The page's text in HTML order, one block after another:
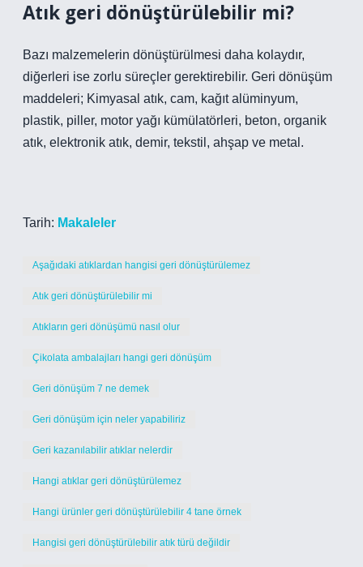
Atık geri dönüştürülebilir mi?
Bazı malzemelerin dönüştürülmesi daha kolaydır,
diğerleri ise zorlu süreçler gerektirebilir. Geri dönüşüm
maddeleri; Kimyasal atık, cam, kağıt alüminyum,
plastik, piller, motor yağı kümülatörleri, beton, organik
atık, elektronik atık, demir, tekstil, ahşap ve metal.
Tarih: Makaleler
Aşağıdaki atıklardan hangisi geri dönüştürülemez
Atık geri dönüştürülebilir mi
Atıkların geri dönüşümü nasıl olur
Çikolata ambalajları hangi geri dönüşüm
Geri dönüşüm 7 ne demek
Geri dönüşüm için neler yapabiliriz
Geri kazanılabilir atıklar nelerdir
Hangi atıklar geri dönüştürülemez
Hangi ürünler geri dönüştürülebilir 4 tane örnek
Hangisi geri dönüştürülebilir atık türü değildir